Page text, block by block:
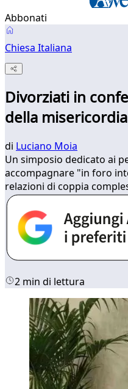
Abbonati
Chiesa Italiana
Divorziati in
della misericordia
di Luciano Moia
Un simposio dedicato ai
accompagnare "in foro
relazioni di coppia
2 min di lettura